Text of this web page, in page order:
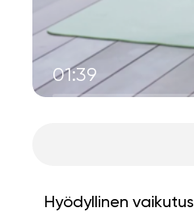
01:39
Hyödyllinen vaikutus